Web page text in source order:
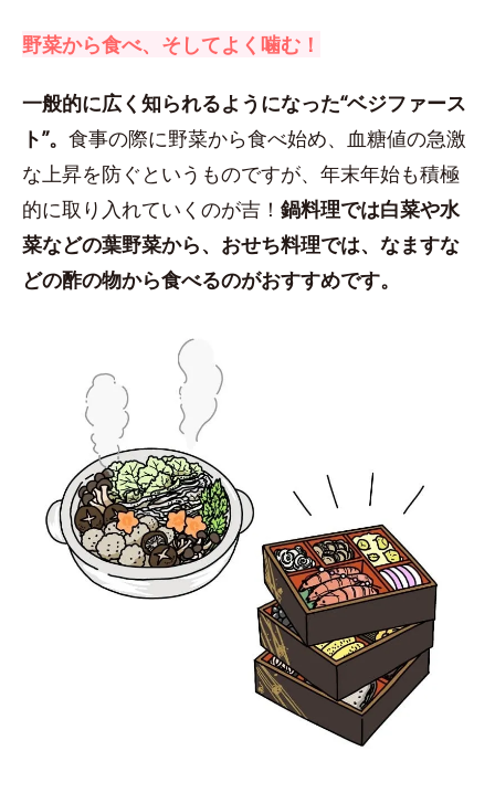
野菜から食べ、そしてよく噛む！
一般的に広く知られるようになった“ベジファース
ト”。 食事の際に野菜から食べ始め、血糖値の急激
な上昇を防ぐというものですが、年末年始も積極
的に取り入れていくのが吉！ 鍋料理では白菜や水
菜などの葉野菜から、おせち料理では、なますな
どの酢の物から食べるのがおすすめです。